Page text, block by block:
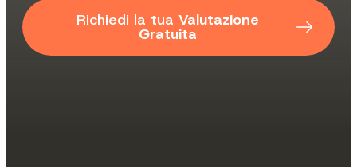
Richiedi la tua Valutazione
Gratuita